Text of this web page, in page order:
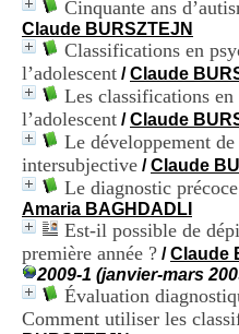
Cinquante ans
Claude BURSZTEJN
Classifications en
l’adolescent /Claude
Les classifications
l’adolescent /Claude
Le développement
intersubjective /Claude
Le diagnostic
Amaria BAGHDADLI
Est-il possible de
première année ? /Claude
2009-1 (janvier-mars
Évaluation
Comment utiliser les
R
h
ô
n
e
A
l
p
e
s
C
e
n
t
r
e